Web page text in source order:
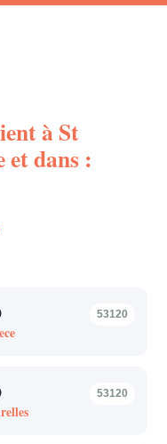
àSt
et dans :
53120
53120